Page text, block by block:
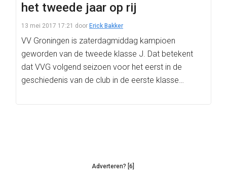
het tweede jaar op rij
13 mei 2017 17:21 door Erick Bakker
VV Groningen is zaterdagmiddag kampioen
geworden van de tweede klasse J. Dat betekent
dat VVG volgend seizoen voor het eerst in de
geschiedenis van de club in de eerste klasse…
Adverteren? [6]